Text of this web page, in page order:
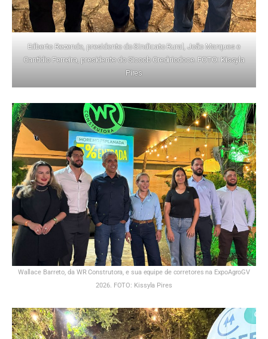
Edberto Rezende, presidente do Sindicato Rural, João Marques e
Cantídio Ferreira, presidente do Sicoob Crediriodoce. FOTO: Kissyla
Pires
Wallace Barreto, da WR Construtora, e sua equipe de corretores na ExpoAgroGV
2026. FOTO: Kissyla Pires